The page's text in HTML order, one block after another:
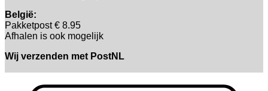
België:
Pakketpost € 8.95
Afhalen is ook mogelijk
Wij verzenden met PostNL